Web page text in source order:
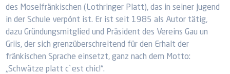
des Moselfränkischen (Lothringer Platt), das in seiner Jugend
in der Schule verpönt ist. Er ist seit 1985 als Autor tätig,
dazu Gründungsmitglied und Präsident des Vereins Gau un
Griis, der sich grenzüberschreitend für den Erhalt der
fränkischen Sprache einsetzt, ganz nach dem Motto:
„Schwätze platt c`est chic!“.